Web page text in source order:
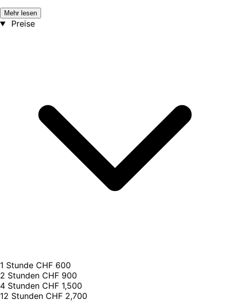
Mehr lesen
Preise
1 Stunde CHF 600
2 Stunden CHF 900
4 Stunden CHF 1,500
12 Stunden CHF 2,700